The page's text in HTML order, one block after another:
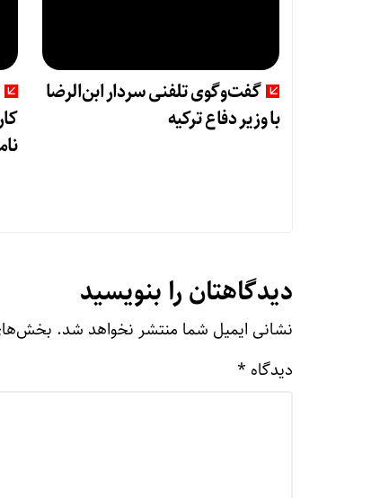
گفت‌وگوی تلفنی سردار ابن‌الرضا
با وزیر دفاع ترکیه
دیدگاهتان را بنویسید
نشانی ایمیل شما منتشر نخواهد شد.
دیدگاه *